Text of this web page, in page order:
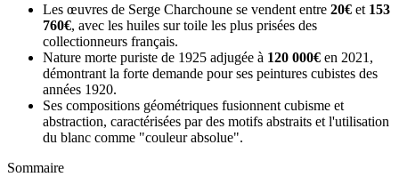
Les œuvres de Serge Charchoune se vendent entre 20€ et 153
760€, avec les huiles sur toile les plus prisées des
collectionneurs français.
Nature morte puriste de 1925 adjugée à 120 000€ en 2021,
démontrant la forte demande pour ses peintures cubistes des
années 1920.
Ses compositions géométriques fusionnent cubisme et
abstraction, caractérisées par des motifs abstraits et l'utilisation
du blanc comme "couleur absolue".
Sommaire